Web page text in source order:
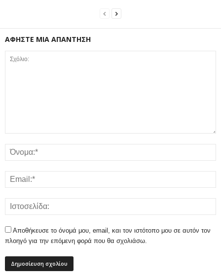
ΑΦΗΣΤΕ ΜΙΑ ΑΠΑΝΤΗΣΗ
Αποθήκευσε το όνομά μου, email, και τον ιστότοπο μου σε αυτόν τον
πλοηγό για την επόμενη φορά που θα σχολιάσω.